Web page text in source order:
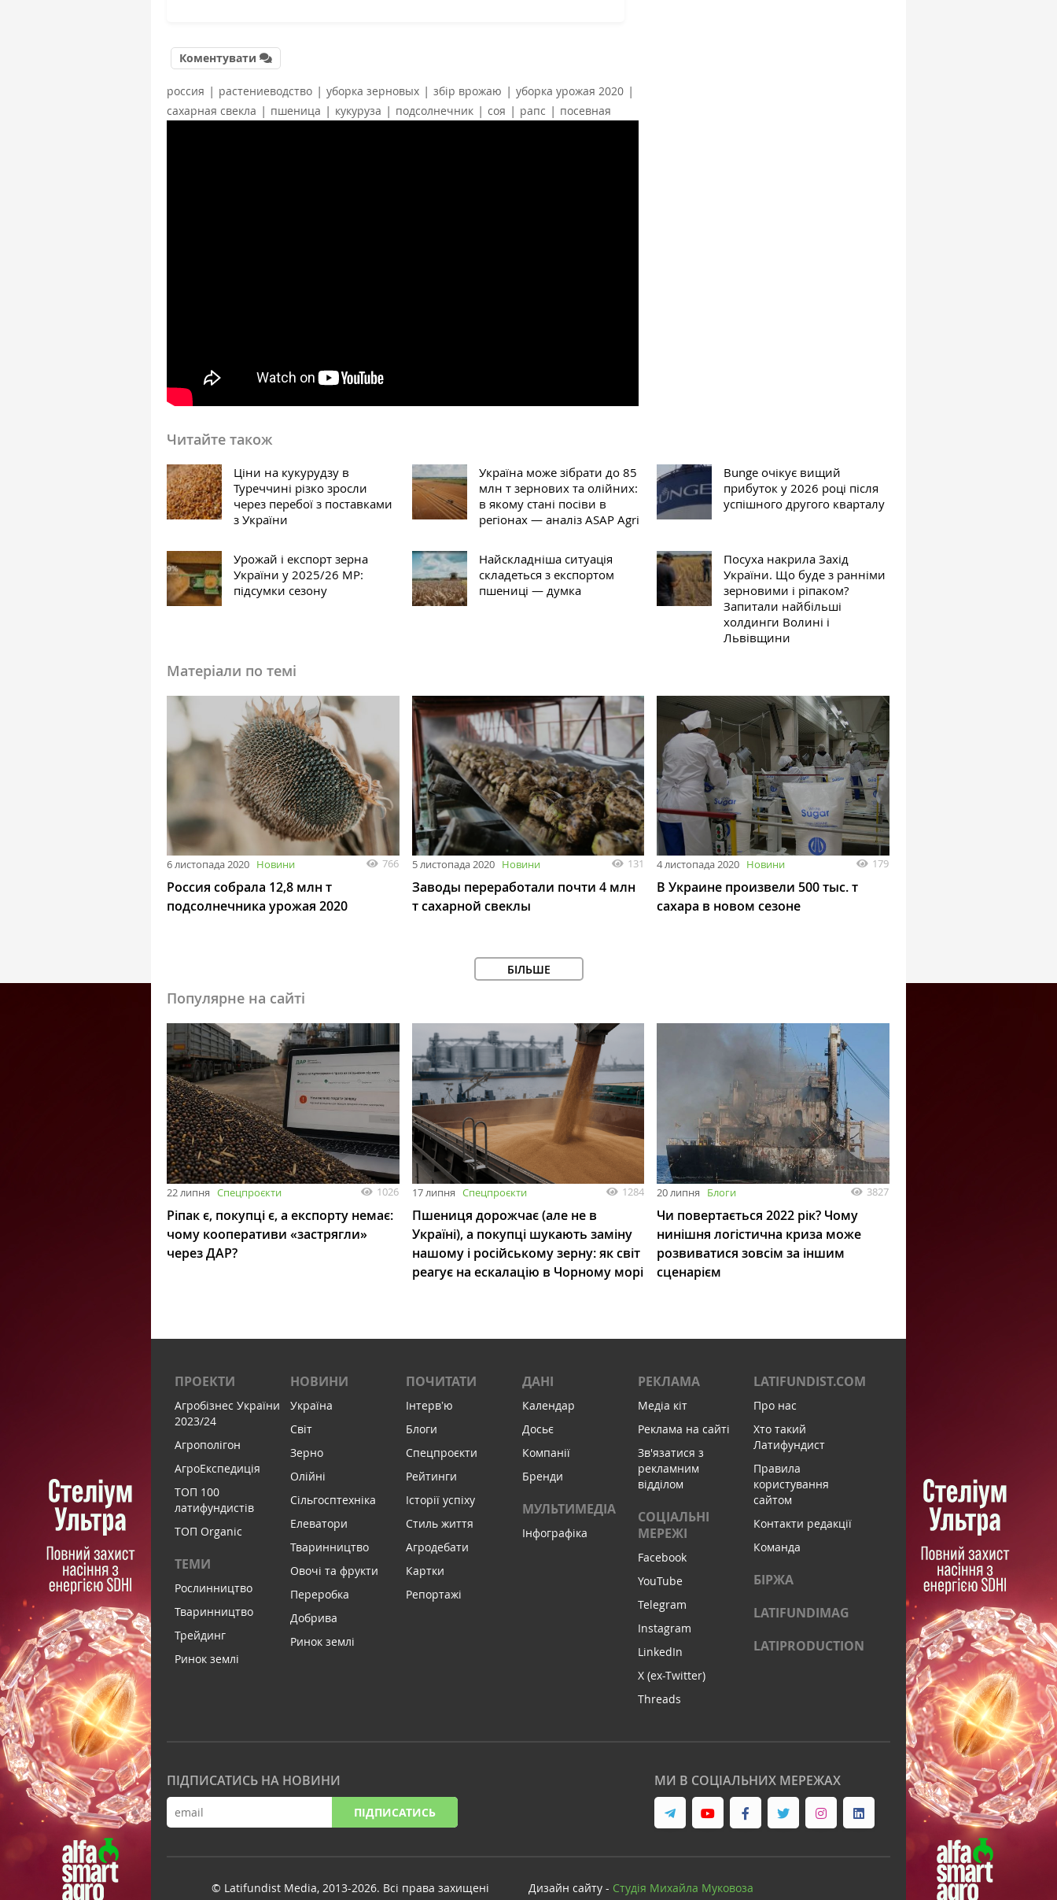
Коментувати
россия | растениеводство | уборка зерновых | збір врожаю | уборка урожая 2020 |
сахарная свекла | пшеница | кукуруза | подсолнечник | соя | рапс | посевная
Читайте також
Ціни на кукурудзу в
Туреччині різко зросли
через перебої з поставками
з України
Україна може зібрати до 85
млн т зернових та олійних:
в якому стані посіви в
регіонах — аналіз ASAP Agri
Bunge очікує вищий
прибуток у 2026 році після
успішного другого кварталу
Урожай і експорт зерна
України у 2025/26 МР:
підсумки сезону
Найскладніша ситуація
складеться з експортом
пшениці — думка
Посуха накрила Захід
України. Що буде з ранніми
зерновими і ріпаком?
Запитали найбільші
холдинги Волині і
Львівщини
Матеріали по темі
6 листопада 2020 Новини 766
Россия собрала 12,8 млн т
подсолнечника урожая 2020
5 листопада 2020 Новини 131
Заводы переработали почти 4 млн
т сахарной свеклы
4 листопада 2020 Новини 179
В Украине произвели 500 тыс. т
сахара в новом сезоне
БІЛЬШЕ
Популярне на сайті
22 липня Спецпроєкти 1026
Ріпак є, покупці є, а експорту немає:
чому кооперативи «застрягли»
через ДАР?
17 липня Спецпроєкти 1284
Пшениця дорожчає (але не в
Україні), а покупці шукають заміну
нашому і російському зерну: як світ
реагує на ескалацію в Чорному морі
20 липня Блоги 3827
Чи повертається 2022 рік? Чому
нинішня логістична криза може
розвиватися зовсім за іншим
сценарієм
ПРОЕКТИ
Агробізнес України
2023/24
Агрополігон
АгроЕкспедиція
ТОП 100
латифундистів
ТОП Organic
ТЕМИ
Рослинництво
Тваринництво
Трейдинг
Ринок землі
НОВИНИ
Україна
Світ
Зерно
Олійні
Сільгосптехніка
Елеватори
Тваринництво
Овочі та фрукти
Переробка
Добрива
Ринок землі
ПОЧИТАТИ
Інтервʼю
Блоги
Спецпроєкти
Рейтинги
Історії успіху
Стиль життя
Агродебати
Картки
Репортажі
ДАНІ
Календар
Досьє
Компанії
Бренди
МУЛЬТИМЕДІА
Інфографіка
РЕКЛАМА
Медіа кіт
Реклама на сайті
Зв'язатися з
рекламним
відділом
СОЦІАЛЬНІ
МЕРЕЖІ
Facebook
YouTube
Telegram
Instagram
LinkedIn
X (ex-Twitter)
Threads
LATIFUNDIST.COM
Про нас
Хто такий
Латифундист
Правила
користування
сайтом
Контакти редакції
Команда
БІРЖА
LATIFUNDIMAG
LATIPRODUCTION
ПІДПИСАТИСЬ НА НОВИНИ
ПІДПИСАТИСЬ
МИ В СОЦІАЛЬНИХ МЕРЕЖАХ
© Latifundist Media, 2013-2026. Всі права захищені Дизайн сайту - Cтудія Михайла Муковоза